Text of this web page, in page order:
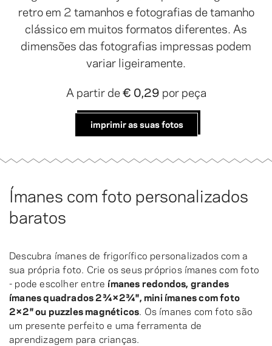
retro em 2 tamanhos e fotografias de tamanho
clássico em muitos formatos diferentes. As
dimensões das fotografias impressas podem
variar ligeiramente.
A partir de€ 0,29 por peça
imprimir as suas fotos
Ímanes com foto personalizados
baratos
Descubra ímanes de frigorífico personalizados com a
sua própria foto. Crie os seus próprios ímanes com foto
- pode escolher entre ímanes redondos, grandes
ímanes quadrados 2¾×2¾″, mini ímanes com foto
2×2″ ou puzzles magnéticos . Os ímanes com foto são
um presente perfeito e uma ferramenta de
aprendizagem para crianças.